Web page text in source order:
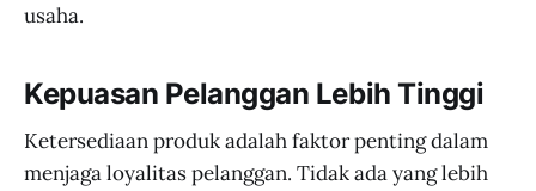
usaha.
Kepuasan Pelanggan Lebih Tinggi
Ketersediaan produk adalah faktor penting dalam
menjaga loyalitas pelanggan. Tidak ada yang lebih